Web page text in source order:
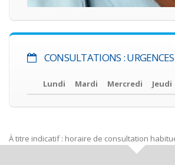
CONSULTATIONS : URGENCES
Lundi Mardi Mercredi Jeudi
À titre indicatif : horaire de consultation